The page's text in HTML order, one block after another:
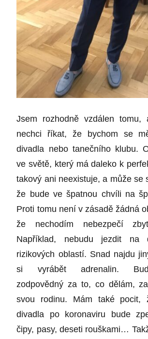
Jsem rozhodně vzdálen tomu,
nechci říkat, že bychom se
divadla nebo tanečního klubu.
ve světě, který má daleko k
takový ani neexistuje, a může se
že bude ve špatnou chvíli na
Proti tomu není v zásadě žádná
že nechodím nebezpečí
Například, nebudu jezdit na
rizikových oblastí. Snad najdu
si vyrábět adrenalin.
zodpovědný za to, co dělám,
svou rodinu. Mám také pocit,
divadla po koronaviru bude
čipy, pasy, deseti rouškami…